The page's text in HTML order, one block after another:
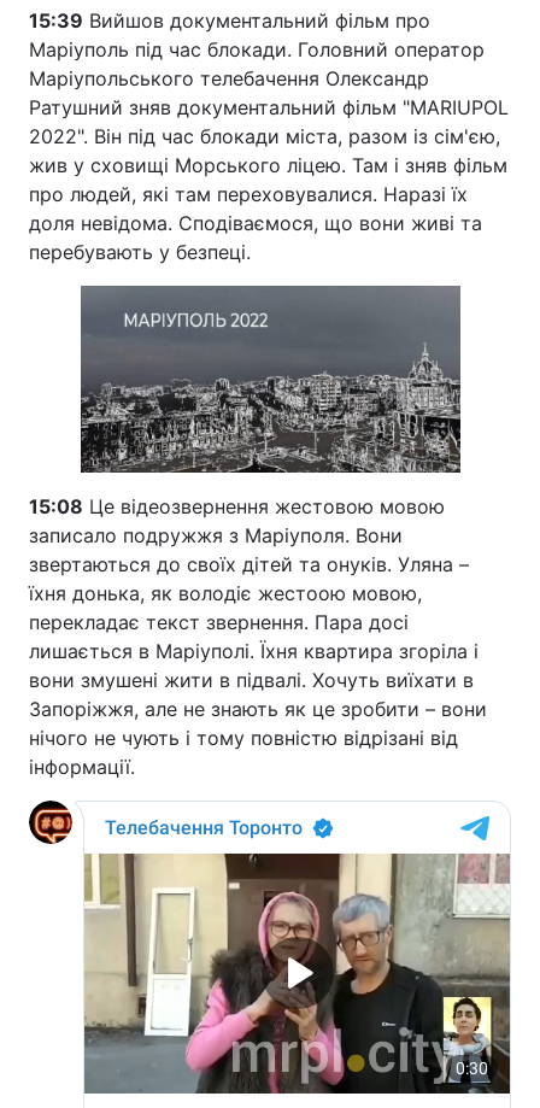
15:39 Вийшов документальний фільм про
Маріуполь під час блокади. Головний оператор
Маріупольського телебачення Олександр
Ратушний зняв документальний фільм "MARIUPOL
2022". Він під час блокади міста, разом із сім'єю,
жив у сховищі Морського ліцею. Там і зняв фільм
про людей, які там переховувалися. Наразі їх
доля невідома. Сподіваємося, що вони живі та
перебувають у безпеці.
15:08 Це відеозвернення жестовою мовою
записало подружжя з Маріуполя. Вони
звертаються до своїх дітей та онуків. Уляна –
їхня донька, як володіє жестоою мовою,
перекладає текст звернення. Пара досі
лишається в Маріуполі. Їхня квартира згоріла і
вони змушені жити в підвалі. Хочуть виїхати в
Запоріжжя, але не знають як це зробити – вони
нічого не чують і тому повністю відрізані від
інформації.